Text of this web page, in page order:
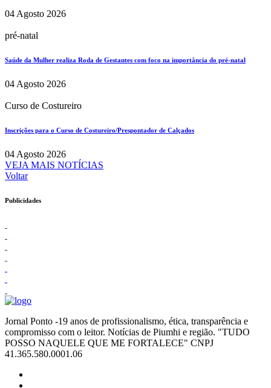
04 Agosto 2026
pré-natal
Saúde da Mulher realiza Roda de Gestantes com foco na importância do pré-natal
04 Agosto 2026
Curso de Costureiro
Inscrições para o Curso de Costureiro/Prespontador de Calçados
04 Agosto 2026
VEJA MAIS NOTÍCIAS
Voltar
Publicidades
Jornal Ponto -19 anos de profissionalismo, ética, transparência e
compromisso com o leitor. Notícias de Piumhi e região. "TUDO
POSSO NAQUELE QUE ME FORTALECE" CNPJ
41.365.580.0001.06